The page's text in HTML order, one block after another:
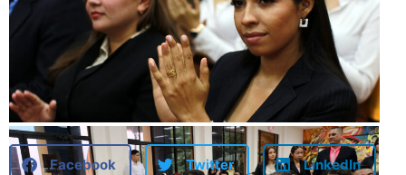
Facebook Twitter LinkedIn